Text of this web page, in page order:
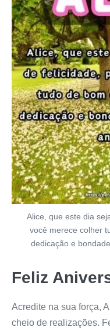
Alice, que este dia
você merece colher
dedicação e
Feliz
Acredite na sua força,
cheio de realizações.